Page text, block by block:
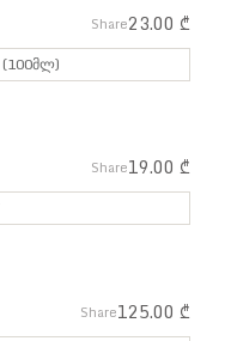
23.00 ₾
Share
19.00 ₾
Share
125.00 ₾
Share